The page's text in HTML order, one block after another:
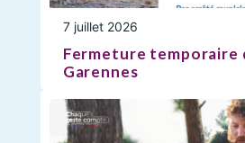
7 juillet 2026
Fermeture temporaire
Garennes